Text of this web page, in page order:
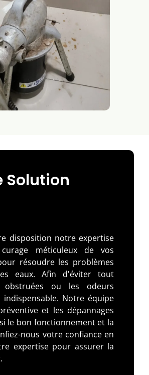
Solution
disposition notre expertise
méticuleux de vos
résoudre les problèmes
eaux. Afin d'éviter tout
obstruées ou les odeurs
Notre équipe
et les dépannages
le bon fonctionnement et la
nous votre confiance en
expertise pour assurer la